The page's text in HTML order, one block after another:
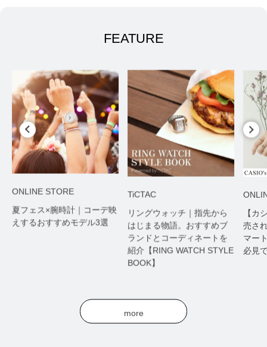
FEATURE
STORE
ス×腕時計｜コーデ映
おすすめモデル3選
TiCTAC
リングウォッチ｜指先から
はじまる物語。おすすめブ
ランドとコーディネートを
紹介【RING WATCH STYLE
BOOK】
ONLINE
【カシオ】
売されたモ
マートウォ
必見です。
more